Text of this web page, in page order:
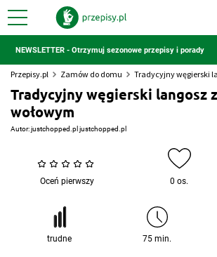
NEWSLETTER - Otrzymuj sezonowe przepisy i porady
Przepisy.pl Zamów do domu Tradycyjny węgierski
Tradycyjny węgierski langosz
wołowym
Autor:justchopped.pl justchopped.pl
Oceń pierwszy 0 os.
trudne 75 min.